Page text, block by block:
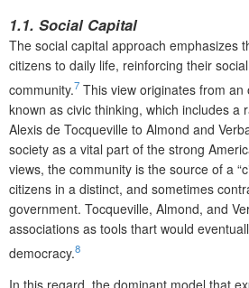
1.1. Social Capital
The social capital approach emphasizes
citizens to daily life, reinforcing their
community.7 This view originates from an
known as civic thinking, which includes a
Alexis de Tocqueville to Almond and
society as a vital part of the strong
views, the community is the source of a
citizens in a distinct, and sometimes
government. Tocqueville, Almond, and
associations as tools thart would
democracy.8